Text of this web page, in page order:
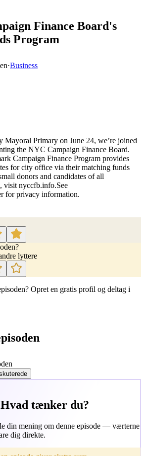
Finance Board's
Program
·Business
Primary on June 24, we’re joined
the NYC Campaign Finance Board.
Campaign Finance Program provides
for city office via their matching funds
donors and candidates of all
visit nyccfb.info.See
for privacy information.
lyttere
Opret en gratis profil og deltag i
tænker du?
din mening om denne episode — værterne
dig direkte.